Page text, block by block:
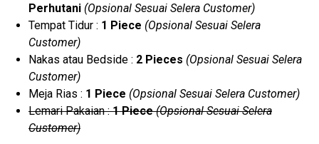
Perhutani (Opsional Sesuai Selera Customer)
Tempat Tidur : 1 Piece (Opsional Sesuai Selera
Customer)
Nakas atau Bedside : 2 Pieces (Opsional Sesuai Selera
Customer)
Meja Rias : 1 Piece (Opsional Sesuai Selera Customer)
Lemari Pakaian :1 Piece (Opsional Sesuai Selera
Customer)